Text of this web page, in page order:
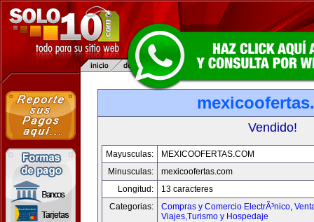
Vendido!
Mayusculas:
MEXICOOFERTAS.COM
Minusculas:
mexicoofertas.com
Longitud:
13 caracteres
Categorias:
Compras y Comercio ElectrÃ³nico,
Viajes,Turismo y Hospedaje